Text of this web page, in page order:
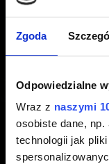
Zgoda
Odpowiedzialne
Wraz z naszymi
osobiste dane,
technologii jak
Utworzony 3 lata
Właśnie
Gon na Nintendo
Naprawia on
nie słyszeli
kwestię
regionalnych w